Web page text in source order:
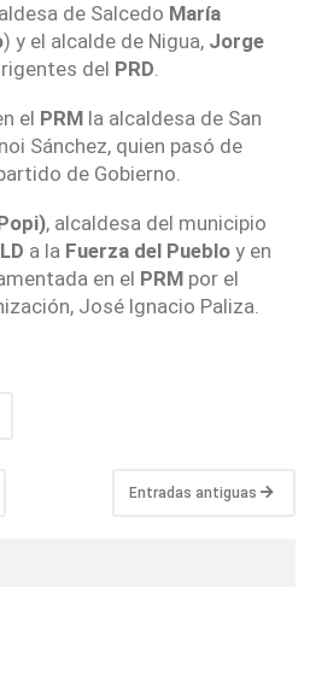
de Salcedo María
) y el alcalde de Nigua, Jorge
del PRD.
el PRM la alcaldesa de San
Sánchez, quien pasó de
de Gobierno.
, alcaldesa del municipio
a la Fuerza del Pueblo y en
en el PRM por el
José Ignacio Paliza.
Entradas antiguas